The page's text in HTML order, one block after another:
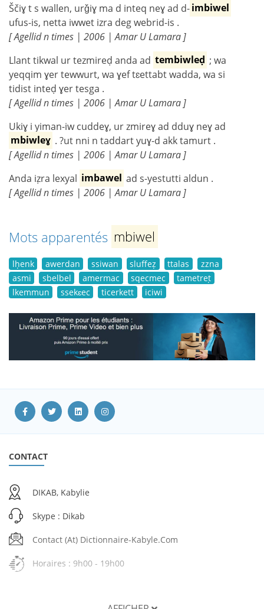
Ščiɣ t s wallen, urǧiɣ ma d inteq neɣ ad d-imbiwel
ufus-is, netta iwwet izra deg webrid-is .
[ Agellid n times | 2006 | Amar U Lamara ]
Llant tikwal ur tezmireḍ anda ad tembiwleḍ ; wa
yeqqim ɣer tewwurt, wa ɣef tɛettabt wadda, wa si
tidist inteḍ ɣer tesga .
[ Agellid n times | 2006 | Amar U Lamara ]
Ukiɣ i yiman-iw cuddeɣ, ur zmireɣ ad dduɣ neɣ ad
mbiwleɣ . ?ut nni n taddart yuɣ-d akk tamurt .
[ Agellid n times | 2006 | Amar U Lamara ]
Anda iẓra lexyal imbawel ad s-yestutti aldun .
[ Agellid n times | 2006 | Amar U Lamara ]
Mots apparentés mbiwel
lḥenk awerdan ssiwan sluffeẓ ttalas
zzna
asmi
sbelbel amermac sqecmec
tametreṭ
lkemmun
ssekɛec ticerkett iciwi
CONTACT
DIKAB, Kabylie
Skype : Dikab
Contact (at) Dictionnaire-Kabyle.com
Horaires : 9h00 - 19h00